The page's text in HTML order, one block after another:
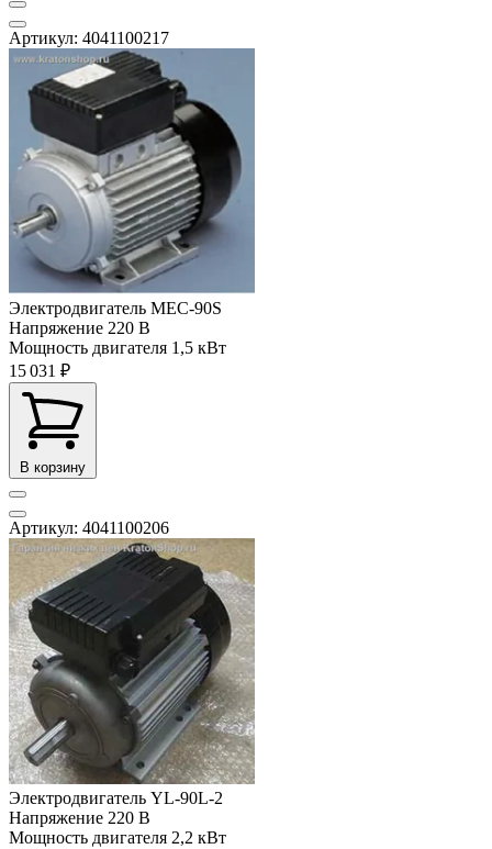
Артикул: 4041100217
Электродвигатель MEC-90S
Напряжение 220 В
Мощность двигателя 1,5 кВт
15 031 ₽
В корзину
Артикул: 4041100206
Электродвигатель YL-90L-2
Напряжение 220 В
Мощность двигателя 2,2 кВт